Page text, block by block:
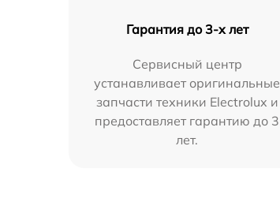
Гарантия до 3-х лет
Сервисный центр
устанавливает оригинальные
запчасти техники Electrolux и
предоставляет гарантию до 3
лет.